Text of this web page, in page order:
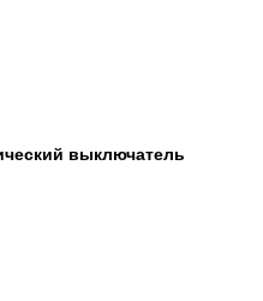
выключатель